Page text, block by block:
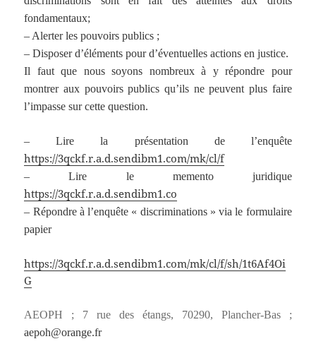
fondamentaux;
– Alerter les pouvoirs publics ;
– Disposer d’éléments pour d’éventuelles actions en justice.
Il faut que nous soyons nombreux à y répondre pour
montrer aux pouvoirs publics qu’ils ne peuvent plus faire
l’impasse sur cette question.
– Lire la présentation de l’enquête
https://3qckf.r.a.d.sendibm1.com/mk/cl/f
– Lire le memento juridique
https://3qckf.r.a.d.sendibm1.co
– Répondre à l’enquête « discriminations » via le formulaire
papier
https://3qckf.r.a.d.sendibm1.com/mk/cl/f/sh/1t6Af4Oi
G
AEOPH ; 7 rue des étangs, 70290, Plancher-Bas ;
aepoh@orange.fr